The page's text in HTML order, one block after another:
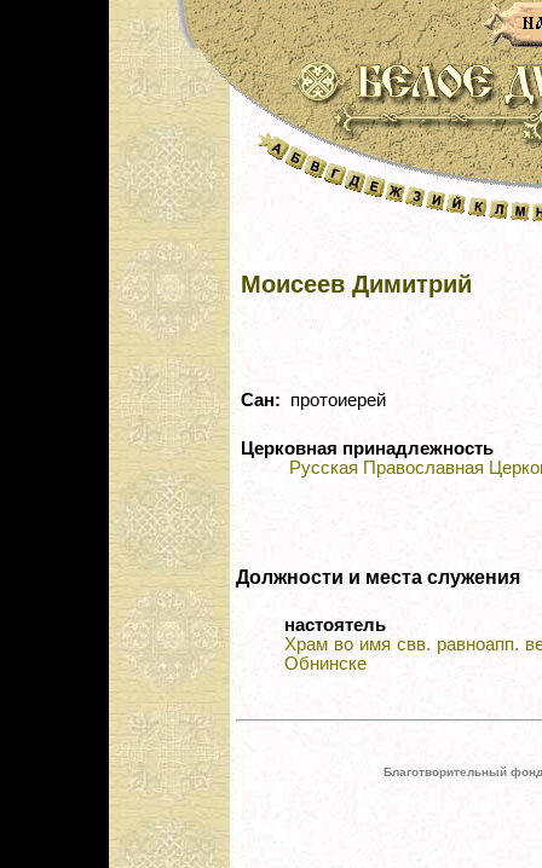
Моисеев Димитрий
Сан: протоиерей
Церковная принадлежность
Русская Православная
Должности и места служения
настоятель
Храм во имя свв. равноапп.
Обнинске
Благотворительный